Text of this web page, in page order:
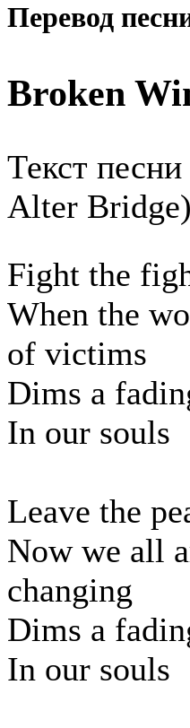
Перевод
Broken
Текст
Alter Bridge)
Fight the
When the
of victims
Dims a
In our souls
Leave the
Now we all
changing
Dims a
In our souls